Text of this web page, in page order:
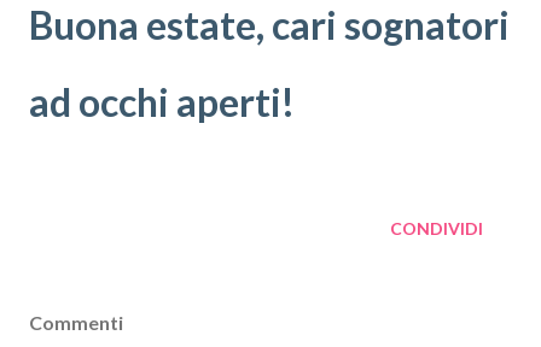
Buona estate, cari sognatori
ad occhi aperti!
CONDIVIDI
Commenti